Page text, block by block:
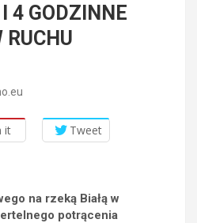
4 GODZINNE
RUCHU
it Tweet
na rzeką Białą w
potrącenia